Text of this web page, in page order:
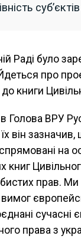
Раді було
про
книги
Голова ВРУ
він
на
книг
прав. Ми
вимог
сучасні
права з